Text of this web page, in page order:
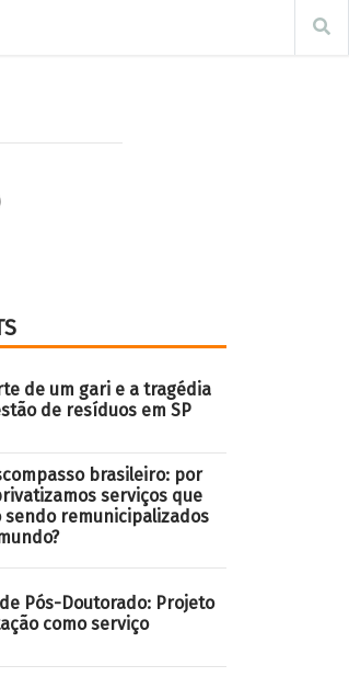
de um gari e a tragédia
de resíduos em SP
brasileiro: por
serviços que
sendo remunicipalizados
Pós-Doutorado: Projeto
como serviço